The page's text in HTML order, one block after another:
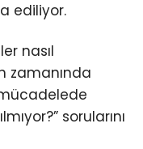
ediliyor.
nasıl
zamanında
sorularını